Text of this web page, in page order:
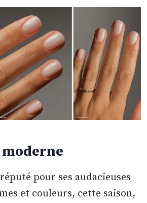
pour ses audacieuses
et couleurs, cette saison,